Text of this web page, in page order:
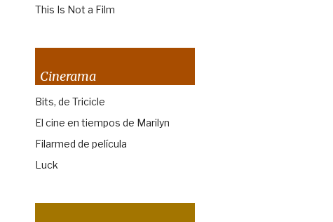
This Is Not a Film
Cinerama
Bits, de Tricicle
El cine en tiempos de Marilyn
Filarmed de película
Luck